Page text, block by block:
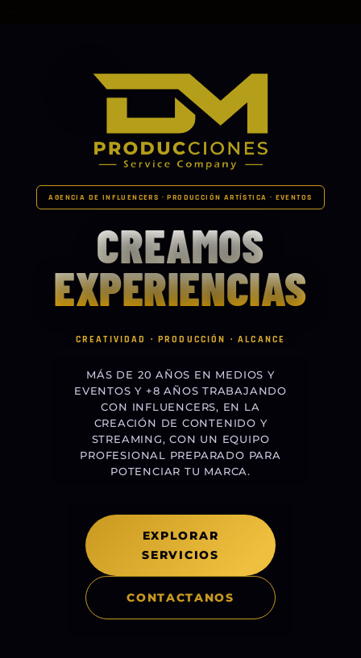
AGENCIA DE INFLUENCERS · PRODUCCIÓN ARTÍSTICA · EVENTOS
CREAMOS
EXPERIENCIAS
CREATIVIDAD · PRODUCCIÓN · ALCANCE
MÁS DE 20 AÑOS EN MEDIOS Y
EVENTOS Y +8 AÑOS TRABAJANDO
CON INFLUENCERS, EN LA
CREACIÓN DE CONTENIDO Y
STREAMING, CON UN EQUIPO
PROFESIONAL PREPARADO PARA
POTENCIAR TU MARCA.
EXPLORAR
SERVICIOS
CONTACTANOS